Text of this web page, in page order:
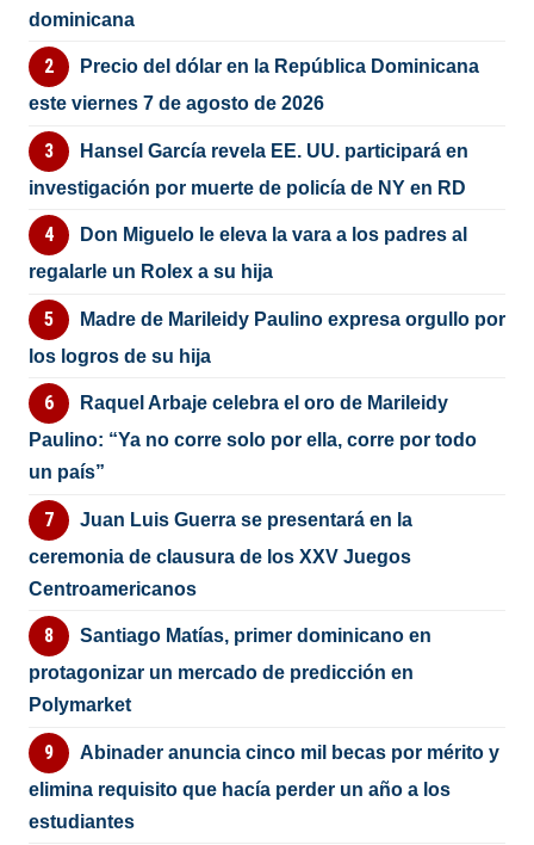
dominicana
Precio del dólar en la República Dominicana
este viernes 7 de agosto de 2026
Hansel García revela EE. UU. participará en
investigación por muerte de policía de NY en RD
Don Miguelo le eleva la vara a los padres al
regalarle un Rolex a su hija
Madre de Marileidy Paulino expresa orgullo por
los logros de su hija
Raquel Arbaje celebra el oro de Marileidy
Paulino: “Ya no corre solo por ella, corre por todo
un país”
Juan Luis Guerra se presentará en la
ceremonia de clausura de los XXV Juegos
Centroamericanos
Santiago Matías, primer dominicano en
protagonizar un mercado de predicción en
Polymarket
Abinader anuncia cinco mil becas por mérito y
elimina requisito que hacía perder un año a los
estudiantes